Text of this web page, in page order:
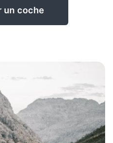
un coche